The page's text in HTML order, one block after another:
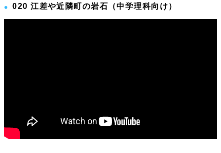
020 江差や近隣町の岩石（中学理科向け）